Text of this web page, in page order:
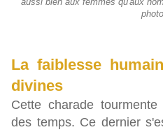
aussi bien aux femmes qu'aux
La faiblesse
divines
Cette charade
des temps. Ce dernier